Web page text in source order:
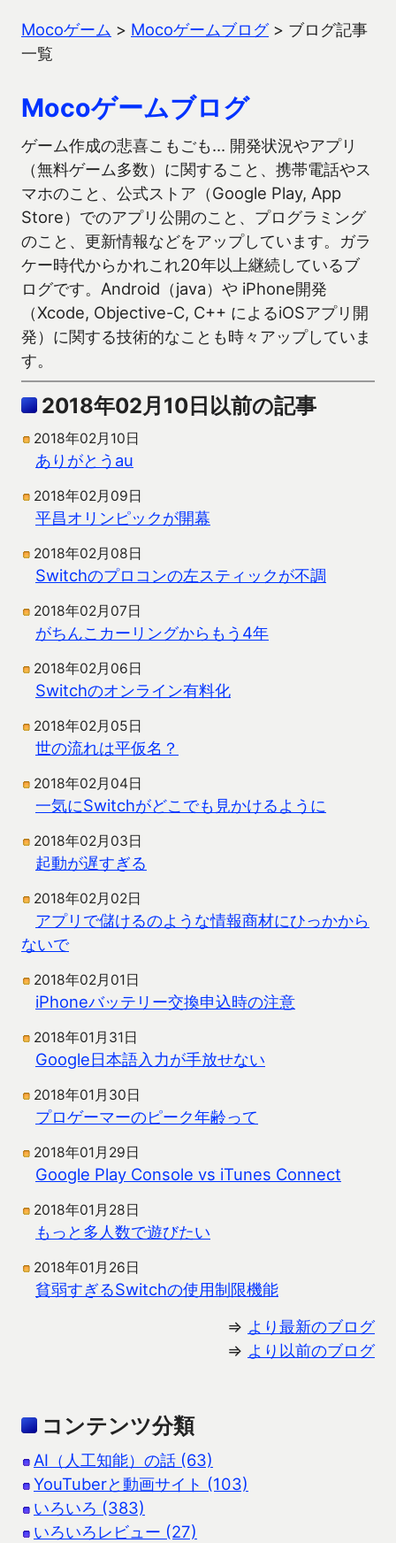
Mocoゲーム > Mocoゲームブログ> ブログ記事
一覧
Mocoゲームブログ
ゲーム作成の悲喜こもごも… 開発状況やアプリ
（無料ゲーム多数）に関すること、携帯電話やス
マホのこと、公式ストア（Google Play, App
Store）でのアプリ公開のこと、プログラミング
のこと、更新情報などをアップしています。ガラ
ケー時代からかれこれ20年以上継続しているブ
ログです。Android（java）や iPhone開発
（Xcode, Objective-C, C++ によるiOSアプリ開
発）に関する技術的なことも時々アップしていま
す。
2018年02月10日以前の記事
2018年02月10日
ありがとうau
2018年02月09日
平昌オリンピックが開幕
2018年02月08日
Switchのプロコンの左スティックが不調
2018年02月07日
がちんこカーリングからもう4年
2018年02月06日
Switchのオンライン有料化
2018年02月05日
世の流れは平仮名？
2018年02月04日
一気にSwitchがどこでも見かけるように
2018年02月03日
起動が遅すぎる
2018年02月02日
アプリで儲けるのような情報商材にひっかから
ないで
2018年02月01日
iPhoneバッテリー交換申込時の注意
2018年01月31日
Google日本語入力が手放せない
2018年01月30日
プロゲーマーのピーク年齢って
2018年01月29日
Google Play Console vs iTunes Connect
2018年01月28日
もっと多人数で遊びたい
2018年01月26日
貧弱すぎるSwitchの使用制限機能
⇒ より最新のブログ
⇒ より以前のブログ
コンテンツ分類
AI（人工知能）の話 (63)
YouTuberと動画サイト (103)
いろいろ (383)
いろいろレビュー (27)